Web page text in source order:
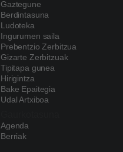
Gaztegune
Berdintasuna
Ludoteka
Ingurumen saila
Prebentzio Zerbitzua
Gizarte Zerbitzuak
Tipitapa gunea
Hirigintza
Bake Epaitegia
Udal Artxiboa
Agenda
Berriak